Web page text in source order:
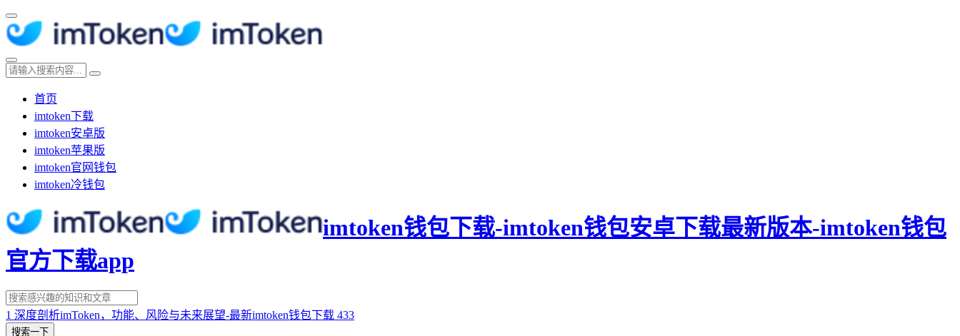
首页
imtoken下载
imtoken安卓版
imtoken苹果版
imtoken官网钱包
imtoken冷钱包
imtoken钱包下载-imtoken钱包安卓下载最新版本-imtoken钱包
官方下载app
1 深度剖析imToken，功能、风险与未来展望-最新imtoken钱包下载 433
搜索一下